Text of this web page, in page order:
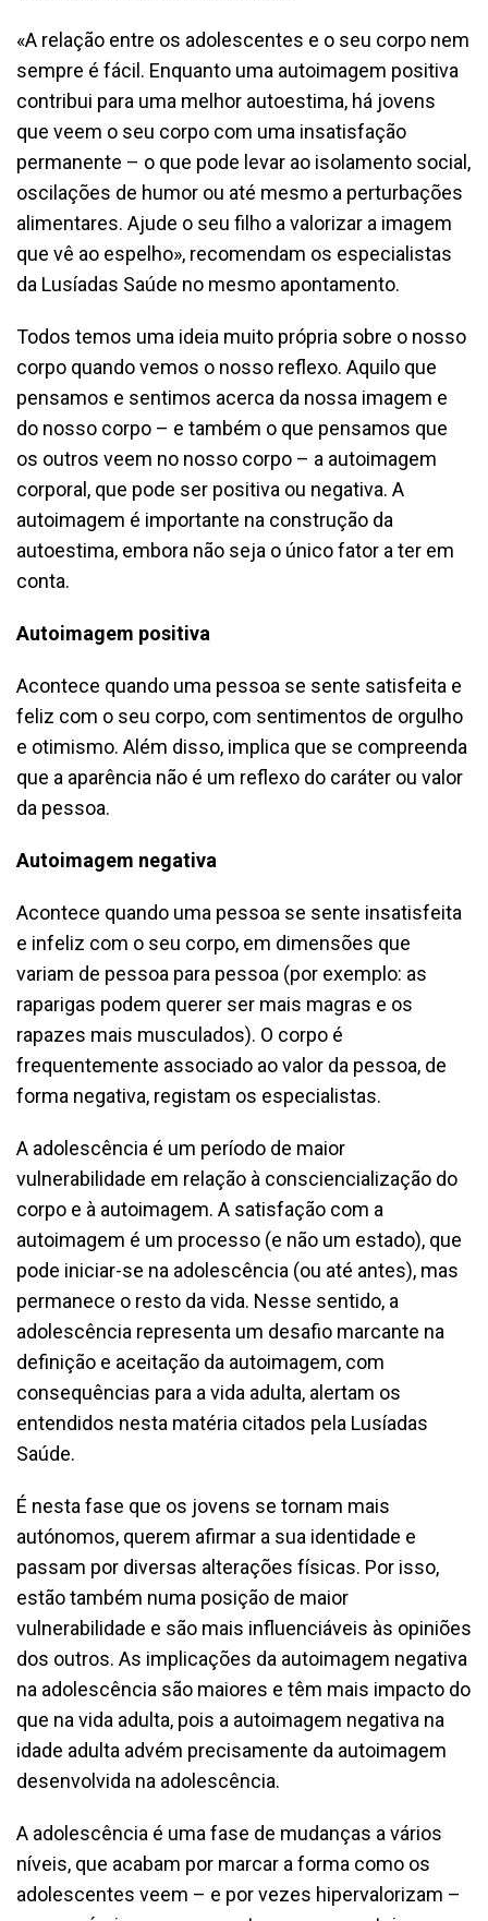
«A relação entre os adolescentes e o seu corpo nem
sempre é fácil. Enquanto uma autoimagem positiva
contribui para uma melhor autoestima, há jovens
que veem o seu corpo com uma insatisfação
permanente – o que pode levar ao isolamento social,
oscilações de humor ou até mesmo a perturbações
alimentares. Ajude o seu filho a valorizar a imagem
que vê ao espelho», recomendam os especialistas
da Lusíadas Saúde no mesmo apontamento.
Todos temos uma ideia muito própria sobre o nosso
corpo quando vemos o nosso reflexo. Aquilo que
pensamos e sentimos acerca da nossa imagem e
do nosso corpo – e também o que pensamos que
os outros veem no nosso corpo – a autoimagem
corporal, que pode ser positiva ou negativa. A
autoimagem é importante na construção da
autoestima, embora não seja o único fator a ter em
conta.
Autoimagem positiva
Acontece quando uma pessoa se sente satisfeita e
feliz com o seu corpo, com sentimentos de orgulho
e otimismo. Além disso, implica que se compreenda
que a aparência não é um reflexo do caráter ou valor
da pessoa.
Autoimagem negativa
Acontece quando uma pessoa se sente insatisfeita
e infeliz com o seu corpo, em dimensões que
variam de pessoa para pessoa (por exemplo: as
raparigas podem querer ser mais magras e os
rapazes mais musculados). O corpo é
frequentemente associado ao valor da pessoa, de
forma negativa, registam os especialistas.
A adolescência é um período de maior
vulnerabilidade em relação à consciencialização do
corpo e à autoimagem. A satisfação com a
autoimagem é um processo (e não um estado), que
pode iniciar-se na adolescência (ou até antes), mas
permanece o resto da vida. Nesse sentido, a
adolescência representa um desafio marcante na
definição e aceitação da autoimagem, com
consequências para a vida adulta, alertam os
entendidos nesta matéria citados pela Lusíadas
Saúde.
É nesta fase que os jovens se tornam mais
autónomos, querem afirmar a sua identidade e
passam por diversas alterações físicas. Por isso,
estão também numa posição de maior
vulnerabilidade e são mais influenciáveis às opiniões
dos outros. As implicações da autoimagem negativa
na adolescência são maiores e têm mais impacto do
que na vida adulta, pois a autoimagem negativa na
idade adulta advém precisamente da autoimagem
desenvolvida na adolescência.
A adolescência é uma fase de mudanças a vários
níveis, que acabam por marcar a forma como os
adolescentes veem – e por vezes hipervalorizam –